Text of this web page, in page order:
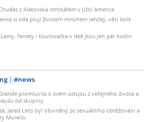
z Klatovska otrokářem v Jižní Americe
si lidé plují životem mnohem lehčeji, věci tolik
ferraty i koulovačka v létě jsou jen pár hodin
#news
promluvila o svém ústupu z veřejného života a
od skupiny
Jared Leto byl obviněný ze sexuálního obtěžování a
Morello